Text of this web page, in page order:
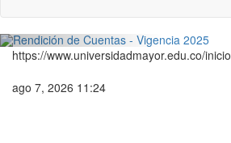
Previous
https://www.universidadmayor.edu.co/inicio
ago 7, 2026 11:24